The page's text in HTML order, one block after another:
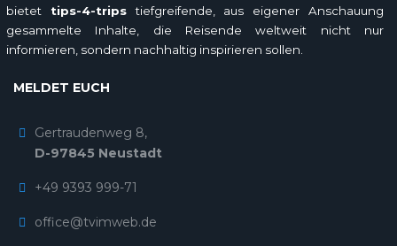
bietet tips-4-tripstiefgreifende, aus eigener Anschauung
gesammelte Inhalte, die Reisende weltweit nicht nur
informieren, sondern nachhaltig inspirieren sollen.
MELDET EUCH
Gertraudenweg 8,
D-97845 Neustadt
+49 9393 999-71
office@tvimweb.de